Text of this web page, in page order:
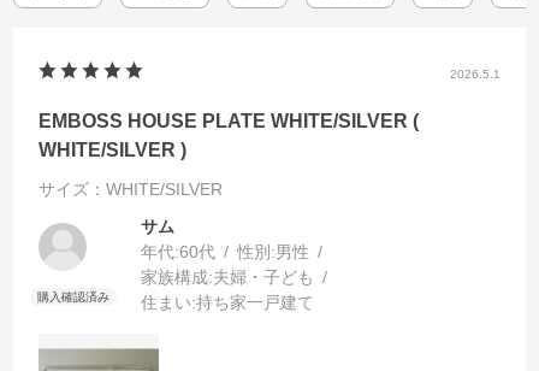
2026.5.1
EMBOSS HOUSE PLATE WHITE/SILVER (
WHITE/SILVER )
サイズ：WHITE/SILVER
サム
年代:60代 性別:男性
家族構成:夫婦・子ども
住まい:持ち家一戸建て